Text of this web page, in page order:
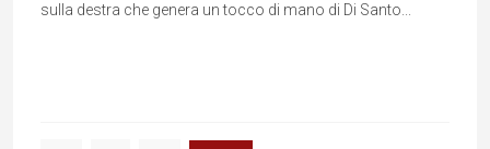
sulla destra che genera un tocco di mano di Di Santo...